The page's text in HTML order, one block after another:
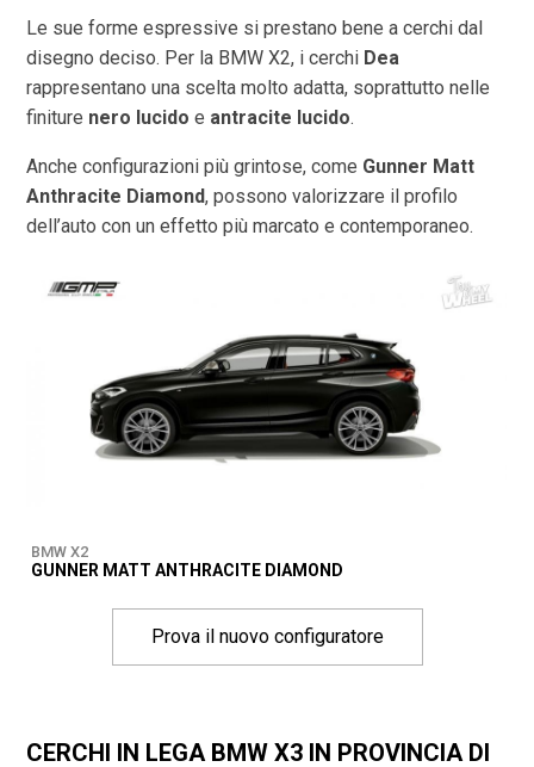
Le sue forme espressive si prestano bene a cerchi dal
disegno deciso. Per la BMW X2, i cerchi Dea
rappresentano una scelta molto adatta, soprattutto nelle
finiture nero lucido e antracite lucido.
Anche configurazioni più grintose, come Gunner Matt
Anthracite Diamond, possono valorizzare il profilo
dell’auto con un effetto più marcato e contemporaneo.
BMW X2
GUNNER MATT ANTHRACITE DIAMOND
Prova il nuovo configuratore
CERCHI IN LEGA BMW X3 IN PROVINCIA DI